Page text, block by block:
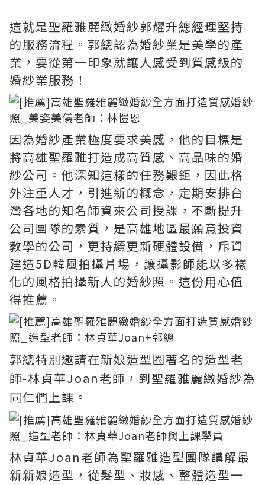
這就是聖羅雅麗緻婚紗郭耀升總經理堅持
的服務流程。郭總認為婚紗業是美學的產
業，要從第一印象就讓人感受到質感級的
婚紗業服務！
因為婚紗產業極度要求美感，他的目標是
將高雄聖羅雅打造成高質感、高品味的婚
紗公司。他深知這樣的任務艱鉅，因此格
外注重人才，引進新的概念，定期安排台
灣各地的知名師資來公司授課，不斷提升
公司團隊的素質，是高雄地區最願意投資
教學的公司，更持續更新硬體設備，斥資
建造5D韓風拍攝片場，讓攝影師能以多樣
化的風格拍攝新人的婚紗照。這份用心值
得推薦。
郭總特別邀請在新娘造型圈著名的造型老
師-林貞華Joan老師，到聖羅雅麗緻婚紗為
同仁們上課。
林貞華Joan老師為聖羅雅造型團隊講解最
新新娘造型，從髮型、妝感、整體造型一